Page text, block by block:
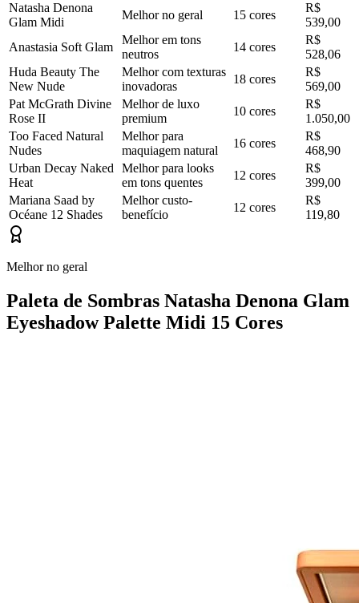
Natasha Denona
Glam Midi
Melhor no geral 15 cores
R$
539,00
Anastasia Soft Glam
Melhor em tons
neutros
14 cores
R$
528,06
Huda Beauty The
New Nude
Melhor com texturas
inovadoras
18 cores
R$
569,00
Pat McGrath Divine
Rose II
Melhor de luxo
premium
10 cores
R$
1.050,00
Too Faced Natural
Nudes
Melhor para
maquiagem natural
16 cores
R$
468,90
Urban Decay Naked
Heat
Melhor para looks
em tons quentes
12 cores
R$
399,00
Mariana Saad by
Océane 12 Shades
Melhor custo-
benefício
12 cores
R$
119,80
Melhor no geral
Paleta de Sombras Natasha Denona Glam
Eyeshadow Palette Midi 15 Cores